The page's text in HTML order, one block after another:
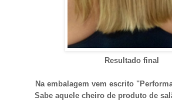
Resultado final
Na embalagem vem escrito
Sabe aquele cheiro de produto de